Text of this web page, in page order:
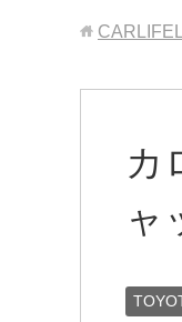
カ
ャ